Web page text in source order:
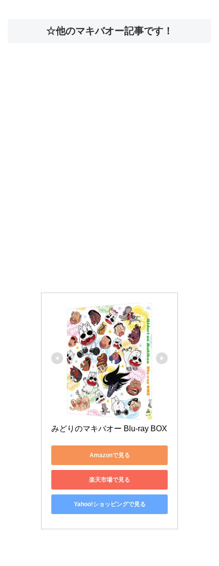
☆他のマキバオー記事です！
みどりのマキバオー Blu-ray BOX
Amazonで見る
楽天市場で見る
Yahoo!ショッピングで見る